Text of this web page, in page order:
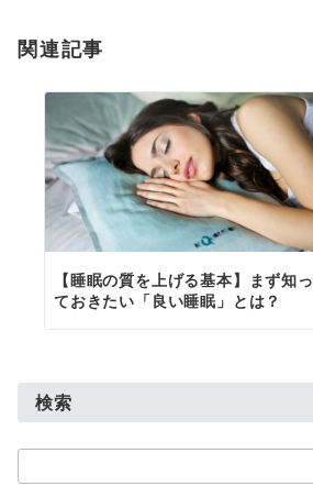
ン
関連記事
【睡眠の質を上げる基本】まず知っ
ておきたい「良い睡眠」とは？
検索
索